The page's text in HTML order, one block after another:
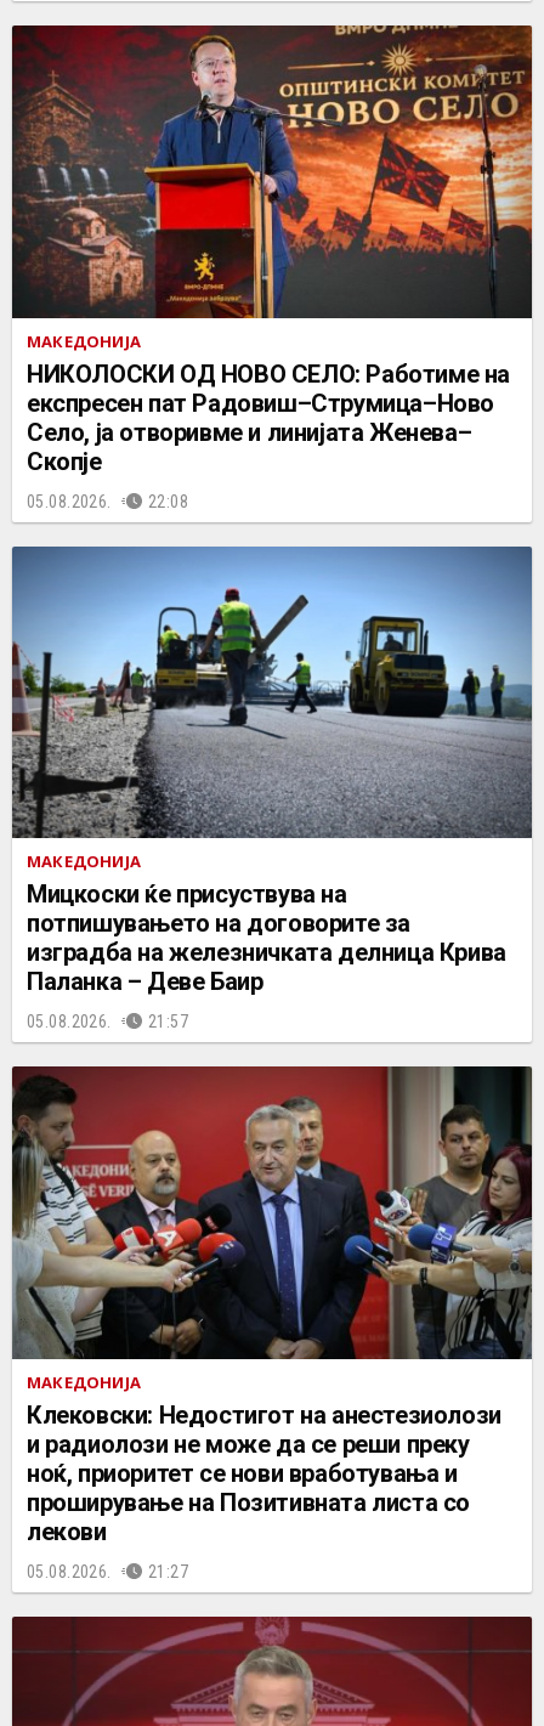
МАКЕДОНИЈА
НИКОЛОСКИ ОД НОВО СЕЛО: Работиме на
експресен пат Радовиш–Струмица–Ново
Село, ја отворивме и линијата Женева–
Скопје
05.08.2026. 22:08
МАКЕДОНИЈА
Мицкоски ќе присуствува на
потпишувањето на договорите за
изградба на железничката делница Крива
Паланка – Деве Баир
05.08.2026. 21:57
МАКЕДОНИЈА
Клековски: Недостигот на анестезиолози
и радиолози не може да се реши преку
ноќ, приоритет се нови вработувања и
проширување на Позитивната листа со
лекови
05.08.2026. 21:27